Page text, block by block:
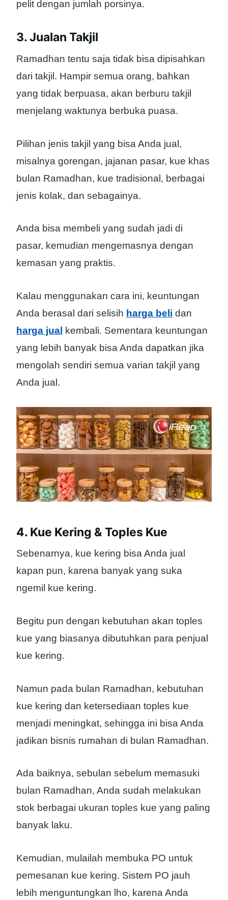
pelit dengan jumlah porsinya.
3. Jualan Takjil
Ramadhan tentu saja tidak bisa dipisahkan
dari takjil. Hampir semua orang, bahkan
yang tidak berpuasa, akan berburu takjil
menjelang waktunya berbuka puasa.
Pilihan jenis takjil yang bisa Anda jual,
misalnya gorengan, jajanan pasar, kue khas
bulan Ramadhan, kue tradisional, berbagai
jenis kolak, dan sebagainya.
Anda bisa membeli yang sudah jadi di
pasar, kemudian mengemasnya dengan
kemasan yang praktis.
Kalau menggunakan cara ini, keuntungan
Anda berasal dari selisih harga beli dan
harga jual
kembali. Sementara keuntungan
yang lebih banyak bisa Anda dapatkan jika
mengolah sendiri semua varian takjil yang
Anda jual.
4. Kue Kering & Toples Kue
Sebenarnya, kue kering bisa Anda jual
kapan pun, karena banyak yang suka
ngemil kue kering.
Begitu pun dengan kebutuhan akan toples
kue yang biasanya dibutuhkan para penjual
kue kering.
Namun pada bulan Ramadhan, kebutuhan
kue kering dan ketersediaan toples kue
menjadi meningkat, sehingga ini bisa Anda
jadikan bisnis rumahan di bulan Ramadhan.
Ada baiknya, sebulan sebelum memasuki
bulan Ramadhan, Anda sudah melakukan
stok berbagai ukuran toples kue yang paling
banyak laku.
Kemudian, mulailah membuka PO untuk
pemesanan kue kering. Sistem PO jauh
lebih menguntungkan lho, karena Anda